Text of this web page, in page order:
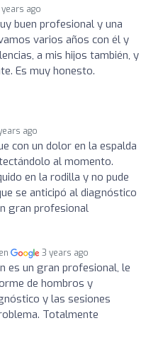
years ago
buen profesional y una
varios años con él y
a mis hijos también, y
Es muy honesto.
ago
con un dolor en la espalda
al momento.
en la rodilla y no pude
se anticipó al diagnóstico
gran profesional
3 years ago
es un gran profesional, le
de hombros y
y las sesiones
Totalmente